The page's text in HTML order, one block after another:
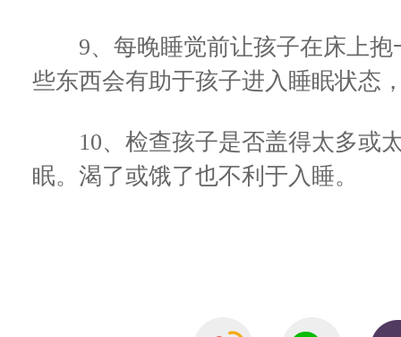
9、每晚睡觉前让孩子在床上抱
些东西会有助于孩子进入睡眠状态
10、检查孩子是否盖得太多或
眠。渴了或饿了也不利于入睡。